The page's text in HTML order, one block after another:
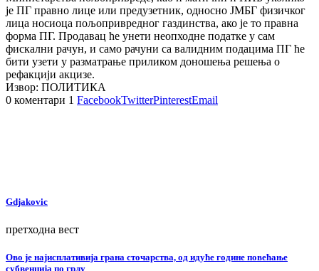
је ПГ правно лице или предузетник, односно ЈМБГ физичког
лица носиоца пољопривредног газдинства, ако је то правна
форма ПГ. Продавац ће унети неопходне податке у сам
фискални рачун, и само рачуни са валидним подацима ПГ ће
бити узети у разматрање приликом доношења решења о
рефакцији акцизе.
Извор: ПОЛИТИКА
0 коментари 1 FacebookTwitterPinterestEmail
Gdjakovic
претходна вест
Ово је најисплативија грана сточарства, од идуће године повећање
субвенција по грлу